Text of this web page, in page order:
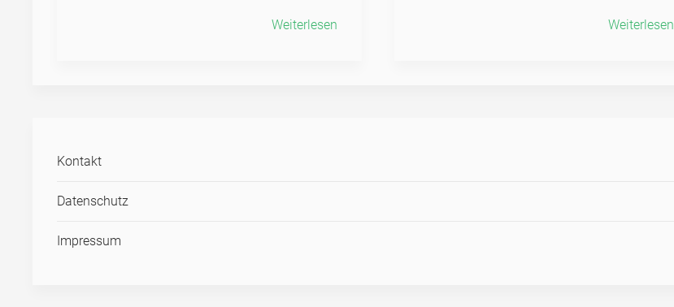
Weiterlesen Weiterlesen
Kontakt
Datenschutz
Impressum